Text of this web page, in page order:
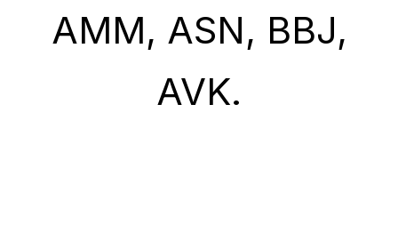
AMM, ASN, BBJ,
AVK.